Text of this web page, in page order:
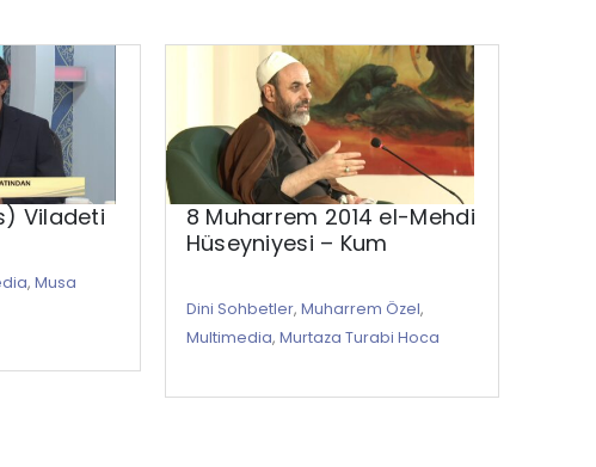
Viladeti
, Musa
8 Muharrem 2014 el-Mehdi
Hüseyniyesi – Kum
Dini Sohbetler, Muharrem Özel,
Multimedia, Murtaza Turabi Hoca